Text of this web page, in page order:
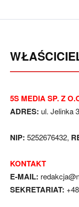
5S MEDIA SP. Z
ADRES: ul. Jelinka
NIP: 5252676432,
KONTAKT
E-MAIL:
SEKRETARIAT: